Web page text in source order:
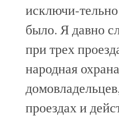
исключи-
было. Я давно
при трех
народная
проездах и